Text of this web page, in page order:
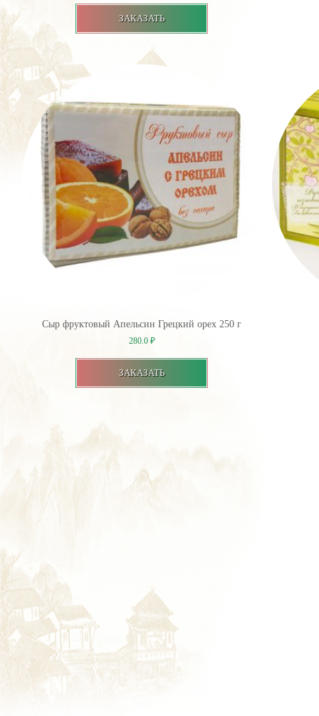
ЗАКАЗАТЬ
Сыр фруктовый Апельсин Грецкий орех 250 г
280.0 ₽
ЗАКАЗАТЬ